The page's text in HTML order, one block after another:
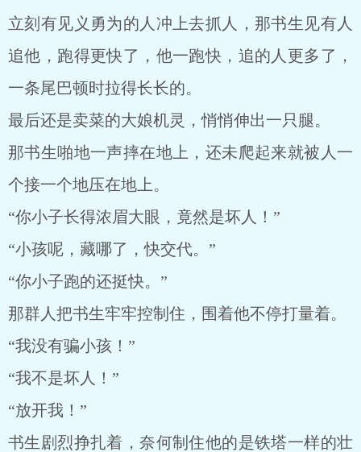
立刻有见义勇为的人冲上去抓人，那书生见有人
追他，跑得更快了，他一跑快，追的人更多了，
一条尾巴顿时拉得长长的。
最后还是卖菜的大娘机灵，悄悄伸出一只腿。
那书生啪地一声摔在地上，还未爬起来就被人一
个接一个地压在地上。
“你小子长得浓眉大眼，竟然是坏人！”
“小孩呢，藏哪了，快交代。”
“你小子跑的还挺快。”
那群人把书生牢牢控制住，围着他不停打量着。
“我没有骗小孩！”
“我不是坏人！”
“放开我！”
书生剧烈挣扎着，奈何制住他的是铁塔一样的壮